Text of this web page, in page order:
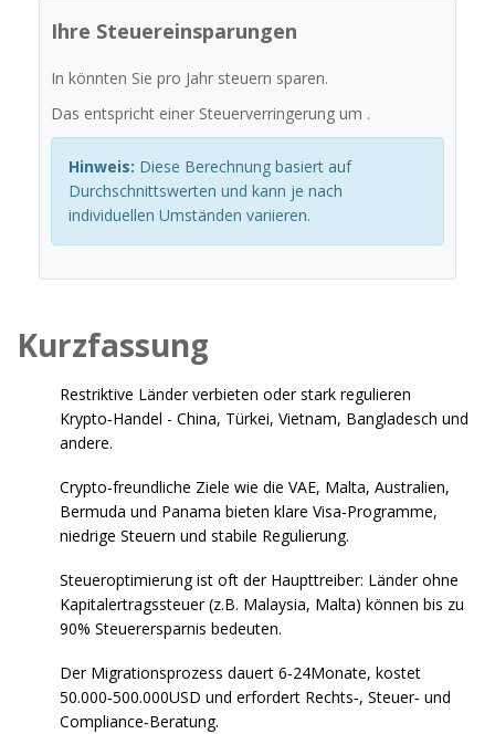
Ihre Steuereinsparungen
In könnten Sie pro Jahr steuern sparen.
Das entspricht einer Steuerverringerung um .
Hinweis: Diese Berechnung basiert auf
Durchschnittswerten und kann je nach
individuellen Umständen variieren.
Kurzfassung
Restriktive Länder verbieten oder stark regulieren
Krypto‑Handel - China, Türkei, Vietnam, Bangladesch und
andere.
Crypto‑freundliche Ziele wie die VAE, Malta, Australien,
Bermuda und Panama bieten klare Visa‑Programme,
niedrige Steuern und stabile Regulierung.
Steueroptimierung ist oft der Haupttreiber: Länder ohne
Kapitalertragssteuer (z.B. Malaysia, Malta) können bis zu
90% Steuerersparnis bedeuten.
Der Migrationsprozess dauert 6‑24Monate, kostet
50.000‑500.000USD und erfordert Rechts‑, Steuer‑ und
Compliance‑Beratung.